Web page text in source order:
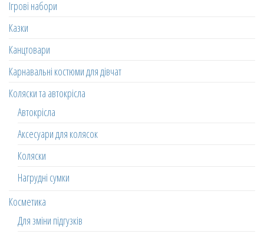
Ігрові набори
Казки
Канцтовари
Карнавальні костюми для дівчат
Коляски та автокрісла
Автокрісла
Аксесуари для колясок
Коляски
Нагрудні сумки
Косметика
Для зміни підгузків